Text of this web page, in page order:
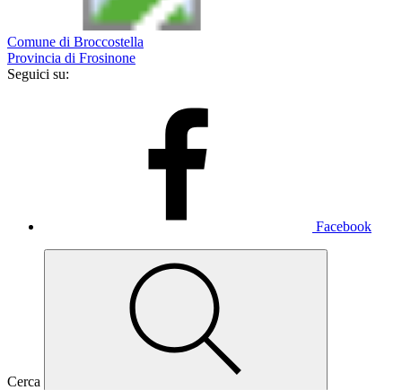
Comune di Broccostella
Provincia di Frosinone
Seguici su:
Facebook
Cerca